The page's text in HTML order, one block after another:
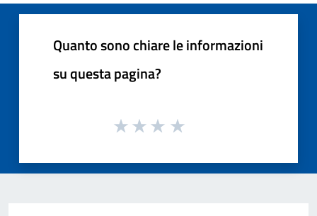
Quanto sono chiare le informazioni
su questa pagina?